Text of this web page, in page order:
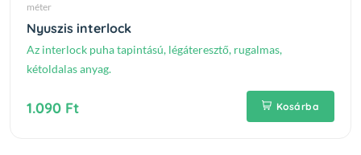
méter
Nyuszis interlock
Az interlock puha tapintású, légáteresztő, rugalmas,
kétoldalas anyag.
1.090 Ft Kosárba